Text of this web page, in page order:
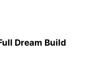
Dream Build